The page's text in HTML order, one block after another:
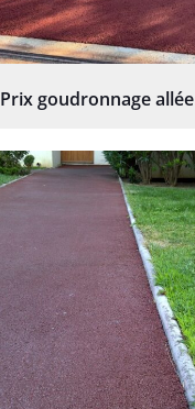
Prix goudronnage allée